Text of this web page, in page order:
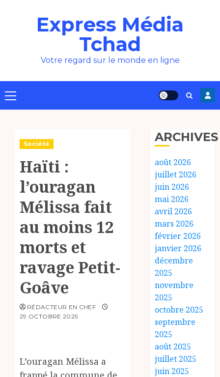
Express Média
Tchad
Votre regard sur le monde en ligne
Menu
principal
Société
Haïti :
l’ouragan
Mélissa fait
au moins 12
morts et
ravage Petit-
Goâve
RÉDACTEUR EN CHEF
29 OCTOBRE 2025
‎L’ouragan Mélissa a
ARCHIVES
août 2026
juillet 2026
juin 2026
mai 2026
avril 2026
mars 2026
février 2026
janvier 2026
décembre
2025
novembre
2025
octobre 2025
septembre
2025
août 2025
juillet 2025
juin 2025